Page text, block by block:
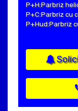
P+H:Parbriz
P+C:Parbriz cu
P+Hud:Parbriz